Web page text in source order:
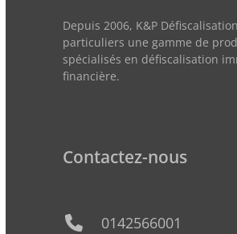
Depuis 2006, K&P
particuliers une gamme de
spécialisés en défiscalisation
financière.
Contactez-nous
0142566001